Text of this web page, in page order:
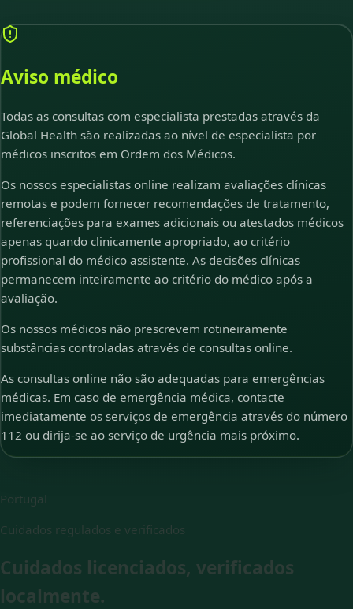
Aviso médico
Todas as consultas com especialista prestadas através da
Global Health são realizadas ao nível de especialista por
médicos inscritos em Ordem dos Médicos.
Os nossos especialistas online realizam avaliações clínicas
remotas e podem fornecer recomendações de tratamento,
referenciações para exames adicionais ou atestados médicos
apenas quando clinicamente apropriado, ao critério
profissional do médico assistente. As decisões clínicas
permanecem inteiramente ao critério do médico após a
avaliação.
Os nossos médicos não prescrevem rotineiramente
substâncias controladas através de consultas online.
As consultas online não são adequadas para emergências
médicas. Em caso de emergência médica, contacte
imediatamente os serviços de emergência através do número
112 ou dirija-se ao serviço de urgência mais próximo.
Portugal
Cuidados regulados e verificados
Cuidados licenciados, verificados
localmente.